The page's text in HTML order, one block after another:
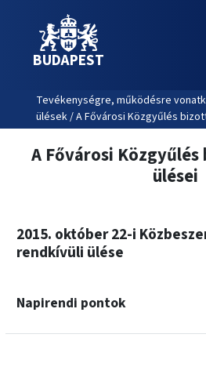
BUDAPEST
Tevékenységre, működésre
ülések / A Fővárosi Közgyűlés
A Fővárosi
ülései
2015. október 22-i
rendkívüli ülése
Napirendi pontok